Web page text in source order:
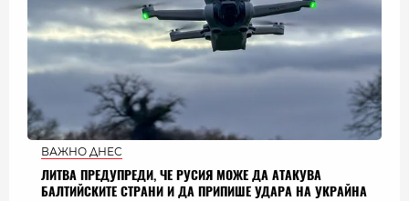
ВАЖНО ДНЕС
ЛИТВА ПРЕДУПРЕДИ, ЧЕ РУСИЯ МОЖЕ ДА АТАКУВА
БАЛТИЙСКИТЕ СТРАНИ И ДА ПРИПИШЕ УДАРА НА УКРАЙНА